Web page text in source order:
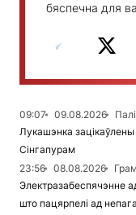
бяспечна для
09:07 09.08.2026
Лукашэнка
Сінгапурам
23:56
08.08.2026
Электразабеспячэнне
што пацярпелі ад